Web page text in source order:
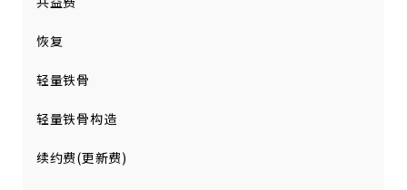
恢复
轻量铁骨
轻量铁骨构造
续约费(更新费)